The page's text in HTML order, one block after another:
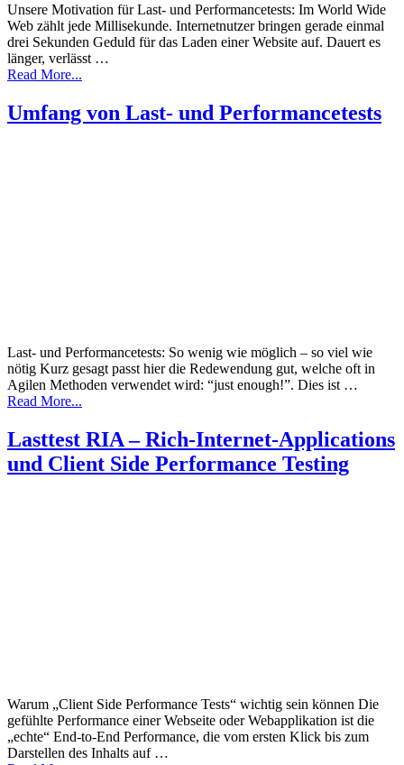
Unsere Motivation für Last- und Performancetests: Im World Wide
Web zählt jede Millisekunde. Internetnutzer bringen gerade einmal
drei Sekunden Geduld für das Laden einer Website auf. Dauert es
länger, verlässt …
Read More...
Umfang von Last- und Performancetests
Last- und Performancetests: So wenig wie möglich – so viel wie
nötig Kurz gesagt passt hier die Redewendung gut, welche oft in
Agilen Methoden verwendet wird: “just enough!”. Dies ist …
Read More...
Lasttest RIA – Rich-Internet-Applications
und Client Side Performance Testing
Warum „Client Side Performance Tests“ wichtig sein können Die
gefühlte Performance einer Webseite oder Webapplikation ist die
„echte“ End-to-End Performance, die vom ersten Klick bis zum
Darstellen des Inhalts auf …